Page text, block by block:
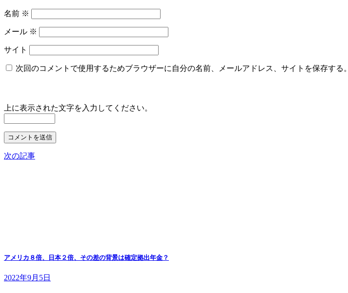
名前 ※
メール ※
サイト
次回のコメントで使用するためブラウザーに自分の名前、メールアドレス、サイトを保存する。
上に表示された文字を入力してください。
次の記事
アメリカ８倍、日本２倍、その差の背景は確定拠出年金？
2022年9月5日